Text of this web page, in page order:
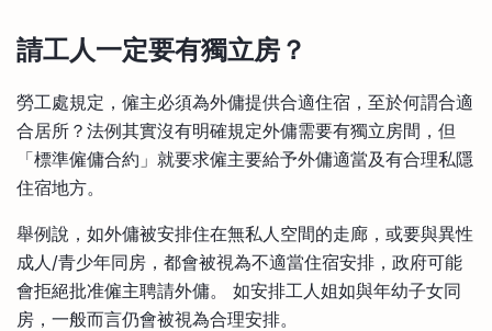
請工人一定要有獨立房？
勞工處規定，僱主必須為外傭提供合適住宿，至於何謂合適
合居所？法例其實沒有明確規定外傭需要有獨立房間，但
「標準僱傭合約」就要求僱主要給予外傭適當及有合理私隱
住宿地方。
舉例說，如外傭被安排住在無私人空間的走廊，或要與異性
成人/青少年同房，都會被視為不適當住宿安排，政府可能
會拒絕批准僱主聘請外傭。 如安排工人姐如與年幼子女同
房，一般而言仍會被視為合理安排。